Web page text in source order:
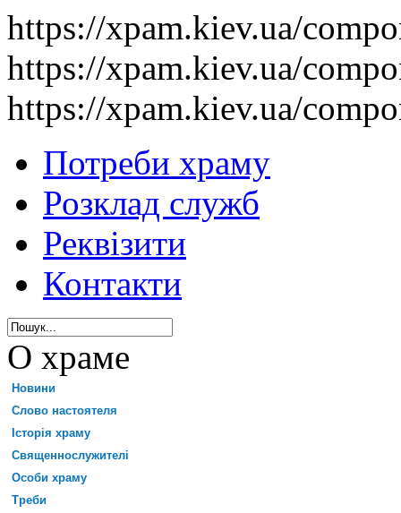
https://xpam.kiev.ua/
https://xpam.kiev.ua/
https://xpam.kiev.ua/
Потреби храму
Розклад служб
Реквізити
Контакти
О храме
Новини
Слово настоятеля
Історія храму
Священнослужителі
Особи храму
Треби